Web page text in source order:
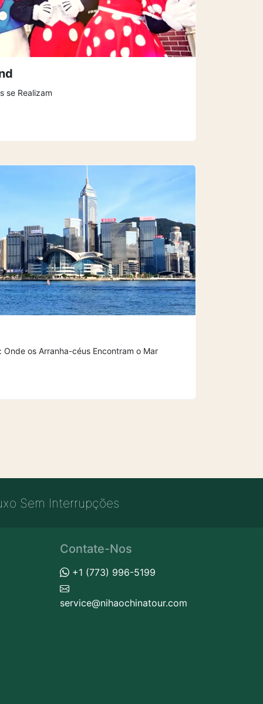
se Realizam
Onde os Arranha-céus Encontram o Mar
Sem Interrupções
Contate-Nos
+1 (773) 996-5199
service@nihaochinatour.com